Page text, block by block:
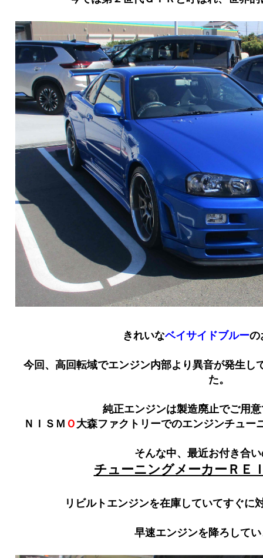
きれいなベイサイドブルーの
今回、高回転域でエンジン内部より異音が発生し
た。
純正エンジンは製造廃止でご用
ＮＩＳＭ Ｏ 大森ファクトリーでのエンジンチュー
そんな中、最近お付き合
チューニングメーカーＲＥ
リビルトエンジンを在庫していてすぐに
早速エンジンを降ろして